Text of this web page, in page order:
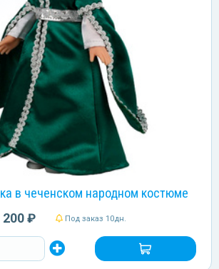
в чеченском народном костюме
200 ₽ Под заказ 10дн.